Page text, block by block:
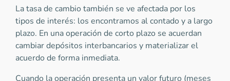
La tasa de cambio también se ve afectada por los
tipos de interés: los encontramos al contado y a largo
plazo. En una operación de corto plazo se acuerdan
cambiar depósitos interbancarios y materializar el
acuerdo de forma inmediata.
Cuando la operación presenta un valor futuro (meses